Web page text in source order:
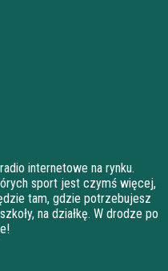
internetowe na rynku.
sport jest czymś więcej,
tam, gdzie potrzebujesz
na działkę. W drodze po